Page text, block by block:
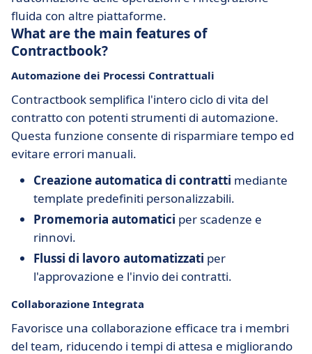
fluida con altre piattaforme.
What are the main features of
Contractbook?
Automazione dei Processi Contrattuali
Contractbook semplifica l'intero ciclo di vita del
contratto con potenti strumenti di automazione.
Questa funzione consente di risparmiare tempo ed
evitare errori manuali.
Creazione automatica di contratti mediante
template predefiniti personalizzabili.
Promemoria automatici per scadenze e
rinnovi.
Flussi di lavoro automatizzati per
l'approvazione e l'invio dei contratti.
Collaborazione Integrata
Favorisce una collaborazione efficace tra i membri
del team, riducendo i tempi di attesa e migliorando